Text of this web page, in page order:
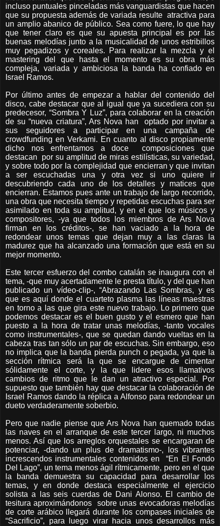
incluso puntuales pinceladas más vanguardistas que hacen
que su propuesta además de variada resulte atractiva para
un amplio abanico de público. Sea como fuere, lo que hay
que tener claro es que su apuesta principal es por las
buenas melodías junto a la musicalidad de unos estribillos
muy pegadizos y coreales. Para realizar la mezcla y el
mastering del que hasta el momento es su obra más
compleja, variada y ambiciosa la banda ha confiado en
Israel Ramos.
Por último antes de empezar a hablar del contenido del
disco, cabe destacar que al igual que ya sucediera con su
predecesor, “Sombra Y Luz”, para colaborar en la creación
de su “nueva criatura”, Ars Nova han
optado por invitar a
sus seguidores a participar en una campaña de
crowdfunding en Verkami. En cuanto al disco propiamente
dicho nos enfrentamos a doce
composiciones que
destacan
por su amplitud de miras estilísticas, su variedad,
y sobre todo por la complejidad que encierran y que invitan
a ser escuchadas una y otra vez si uno quiere ir
descubriendo cada uno de los detalles y matices que
encierran. Estamos pues ante un trabajo de largo recorrido,
una obra que necesita tiempo y repetidas escuchas para ser
asimilado en toda su amplitud, y en el que los músicos y
compositores, -ya que todos los miembros de Ars Nova
firman en los créditos-, se han vaciado a la hora de
redondear unos temas que dejan muy a las claras la
madurez que ha alcanzado una formación que está en su
mejor momento.
Este tercer esfuerzo del combo catalán se inaugura con el
tema, -que muy acertadamente le presta título, y del que han
publicado un vídeo-clip-, “Abrazando Las Sombras, y es
que es aquí donde el cuarteto plasma las líneas maestras
en torno a las que gira este nuevo trabajo. Lo primero que
podemos destacar es el buen gusto y el esmero que han
puesto a la hora de tratar unas melodías, -tanto vocales
como instrumentales-, que se quedan dando vueltas en la
cabeza tras tan sólo un par de escuchas. Sin embargo, eso
no implica que la banda pierda punch o pegada, ya que la
sección rítmica será la que se encargue de cimentar
sólidamente el corte, y la que lidere esos llamativos
cambios de ritmo que le dan un atractivo especial. Por
supuesto que también hay que destacar la colaboración de
Israel Ramos dando la réplica a Alfonso para redondear un
dueto verdaderamente soberbio.
Pero que nadie piense que Ars Nova han quemado todas
las naves en el arranque de este tercer largo, ni muchos
menos. Así que los arreglos orquestales se encargaran de
potenciar, -dando un plus de dramatismo-, los vibrantes
increscendos instrumentales contenidos en
“En El Fondo
Del Lago”, un tema menos ágil rítmicamente, pero en el que
la banda demuestra su capacidad para desarrollar los
temas, y en donde destaca especialmente el ejercicio
solista a las seis cuerdas de Dani Alonso. El cambio de
tesitura aproximándonos
sobre unas evocadoras melodías
de corte arábico llegará durante los compases iniciales de
“Sacrificio”, para luego virar hacia unos desarrollos más